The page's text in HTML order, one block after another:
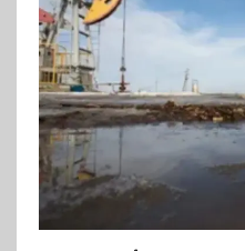
تنظم ندوة إلكترونية
وتحقيق
مصر 2030